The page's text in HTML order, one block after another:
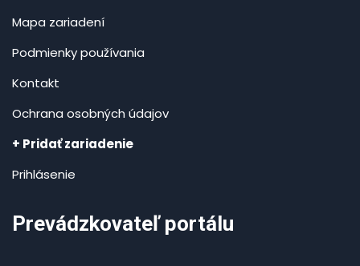
Mapa zariadení
Podmienky používania
Kontakt
Ochrana osobných údajov
+ Pridať zariadenie
Prihlásenie
Prevádzkovateľ portálu